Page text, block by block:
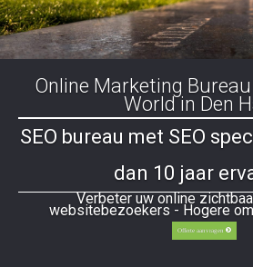
Online Marketing
World in Den
SEO bureau met SEO
dan 10 jaar
Verbeter uw online
websitebezoekers - Hogere
Offerte aanvragen